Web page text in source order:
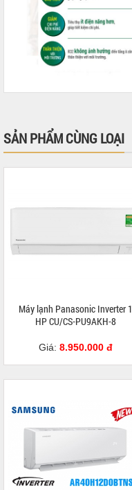
SẢN PHẨM CÙNG LOẠI
Máy lạnh Panasonic Inverter 1
HP CU/CS-PU9AKH-8
Giá: 8.950.000 đ